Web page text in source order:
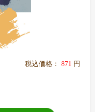
税込価格： 871 円